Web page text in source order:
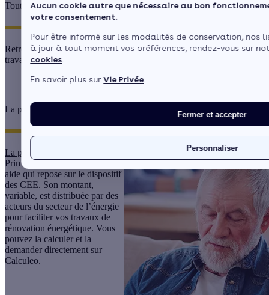
Aucun cookie autre que nécessaire au bon
votre consentement.
Pour être informé sur les modalités de conservation, nos
à jour à tout moment vos préférences, rendez-vous sur
cookies.
En savoir plus surVie Privée.
Fermer et accepter
Personnaliser
Toutes les aides pour vos travaux de rénovation
Retrouvez toutes les aides et subventions existantes pour réaliser vos
travaux de rénovation énergétique plus facilement.
La prime énergie
La prime énergie
Prime Effy chez nous, est une
aide qui repose sur le dispositif
des CEE. Son montant,
variable, est distribuée par des
acteurs du secteur de l’énergie
pour faciliter vos travaux de
rénovation énergétique. Vous
pouvez la calculer et la
demander directement sur
Calculeo.